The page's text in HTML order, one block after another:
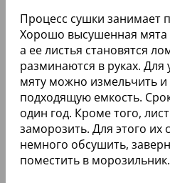
Процесс сушки занимает
Хорошо высушенная мята
а ее листья становятся
разминаются в руках. Для
мяту можно измельчить и
подходящую емкость.
один год. Кроме того,
заморозить. Для этого их
немного обсушить,
поместить в морозильник.